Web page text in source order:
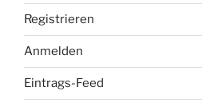
Registrieren
Anmelden
Eintrags-Feed